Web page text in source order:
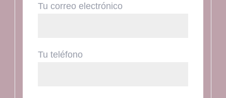
Tu correo electrónico
Tu teléfono